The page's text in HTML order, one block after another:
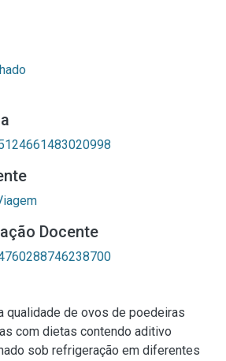
Docente
qualidade de ovos de poedeiras
com dietas contendo aditivo
sob refrigeração em diferentes